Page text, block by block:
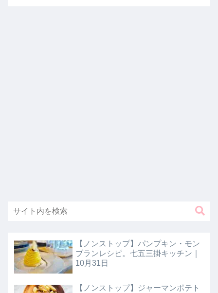
【ノンストップ】パンプキン・モン
ブランレシピ。七五三掛キッチン｜
10月31日
【ノンストップ】ジャーマンポテト